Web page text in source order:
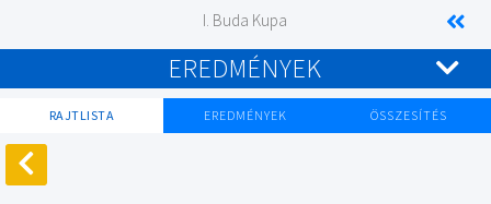
I. Buda Kupa
EREDMÉNYEK
RAJTLISTA EREDMÉNYEK ÖSSZESÍTÉS